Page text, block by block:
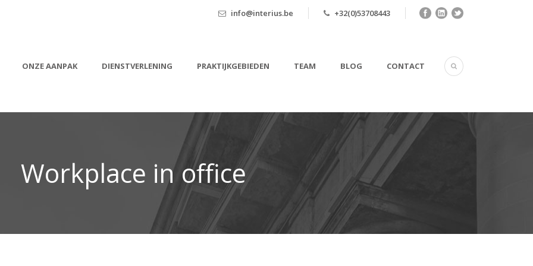
info@interius.be +32(0)53708443
ONZE AANPAK DIENSTVERLENING PRAKTIJKGEBIEDEN TEAM BLOG CONTACT
Workplace in office